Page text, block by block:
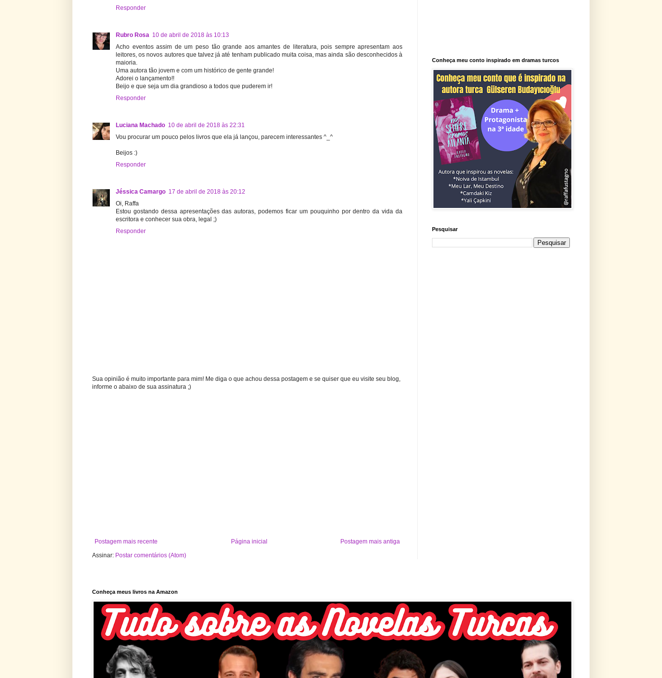
Responder
Rubro Rosa 10 de abril de 2018 às 10:13
Acho eventos assim de um peso tão grande aos amantes de literatura, pois sempre apresentam aos
leitores, os novos autores que talvez já até tenham publicado muita coisa, mas ainda são desconhecidos à
maioria.
Uma autora tão jovem e com um histórico de gente grande!
Adorei o lançamento!!
Beijo e que seja um dia grandioso a todos que puderem ir!
Responder
Luciana Machado 10 de abril de 2018 às 22:31
Vou procurar um pouco pelos livros que ela já lançou, parecem interessantes ^_^
Beijos :)
Responder
Jéssica Camargo 17 de abril de 2018 às 20:12
Oi, Raffa
Estou gostando dessa apresentações das autoras, podemos ficar um pouquinho por dentro da vida da
escritora e conhecer sua obra, legal ;)
Responder
Sua opinião é muito importante para mim! Me diga o que achou dessa postagem e se quiser que eu visite seu blog,
informe o abaixo de sua assinatura ;)
Postagem mais recente Postagem mais antiga
Página inicial
Assinar: Postar comentários (Atom)
Conheça meu conto inspirado em dramas turcos
Pesquisar
Conheça meus livros na Amazon